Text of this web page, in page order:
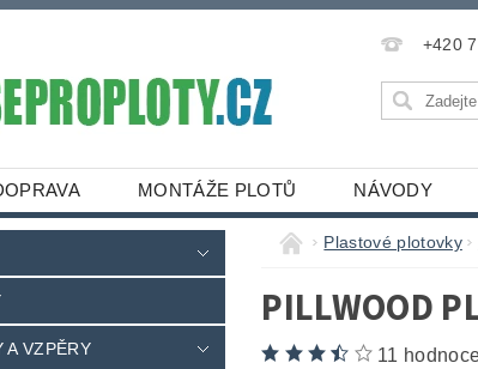
+420
MONTÁŽE PLOTŮ NÁVODY
A VZPĚRY
Plastové plotovky
PILLWOOD
11